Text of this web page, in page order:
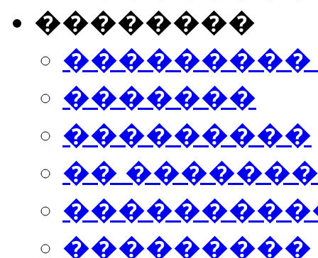
��������
���������
�������
���������
��
���������